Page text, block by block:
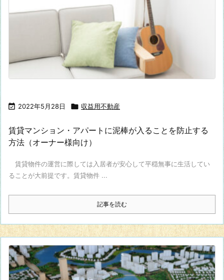
 2022年5月28日  収益用不動産
賃貸マンション・アパートに泥棒が入ることを防止する
方法（オーナー様向け）
賃貸物件の運営に際しては入居者が安心して平穏無事に生活してい
ることが大前提です。賃貸物件 ...
記事を読む